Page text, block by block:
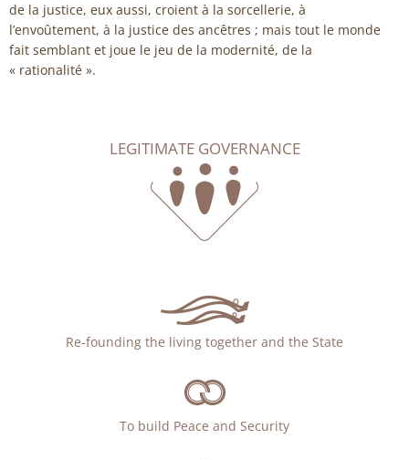
de la justice, eux aussi, croient à la sorcellerie, à
l’envoûtement, à la justice des ancêtres ; mais tout le monde
fait semblant et joue le jeu de la modernité, de la
« rationalité ».
LEGITIMATE GOVERNANCE
Re-founding the living together and the State
To build Peace and Security